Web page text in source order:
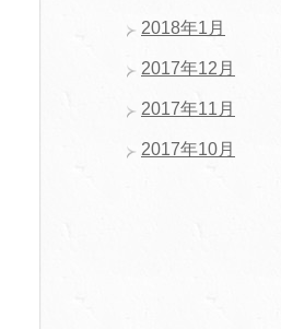
2018年1月
2017年12月
2017年11月
2017年10月